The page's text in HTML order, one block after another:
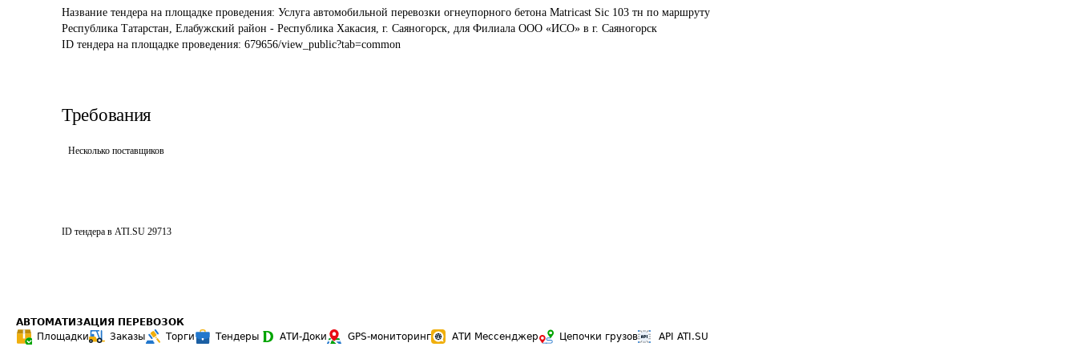
Название тендера на площадке проведения: Услуга автомобильной перевозки огнеупорного бетона Matricast Sic 103 тн по маршруту
Республика Татарстан, Елабужский район - Республика Хакасия, г. Саяногорск, для Филиала ООО «ИСО» в г. Саяногорск
ID тендера на площадке проведения: 679656/view_public?tab=common
Требования
Несколько поставщиков
ID тендера в ATI.SU 29713
АВТОМАТИЗАЦИЯ ПЕРЕВОЗОК
Площадки
Заказы Торги Тендеры АТИ-Доки GPS-мониторинг АТИ Мессенджер Цепочки грузов API ATI.SU